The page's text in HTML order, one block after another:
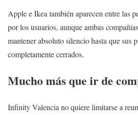
Apple e Ikea también aparecen entre las
por los usuarios, aunque ambas
mantener absoluto silencio hasta que sus
completamente cerrados.
Mucho más que ir de
Infinity Valencia no quiere limitarse a